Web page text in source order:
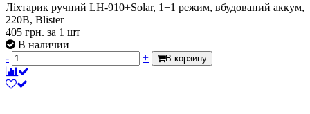
Ліхтарик ручний LH-910+Solar, 1+1 режим, вбудований аккум,
220B, Blister
405 грн. за 1 шт
В наличии
-
+ В корзину